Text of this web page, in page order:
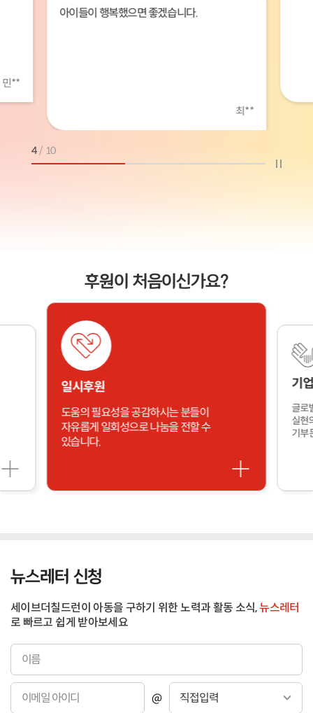
민**
아이들이 행복했으면 좋겠습니다.
최**
4 / 10
후원이 처음이신가요?
일시후원
도움의 필요성을 공감하시는 분들이
자유롭게 일회성으로 나눔을 전할 수
있습니다.
기
글로
실현
기부
뉴스레터 신청
세이브더칠드런이 아동을 구하기 위한 노력과 활동 소식,뉴스레터
로 빠르고 쉽게 받아보세요
이
이
메@